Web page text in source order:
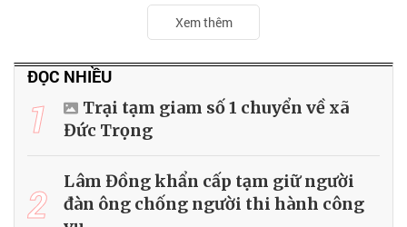
Xem thêm
ĐỌC NHIỀU
1
Trại tạm giam số 1 chuyển về xã
Đức Trọng
2
Lâm Đồng khẩn cấp tạm giữ người
đàn ông chống người thi hành công